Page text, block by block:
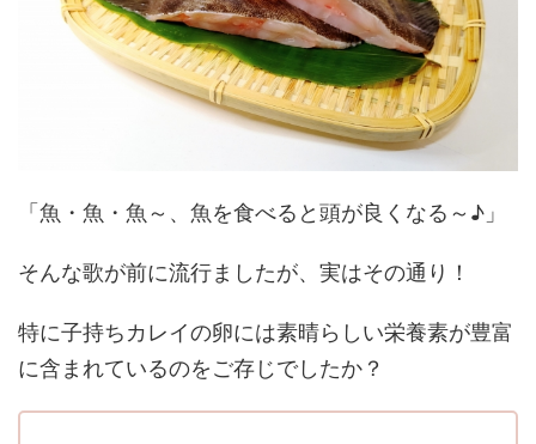
「魚・魚・魚～、魚を食べると頭が良くなる～♪」
そんな歌が前に流行ましたが、実はその通り！
特に子持ちカレイの卵には素晴らしい栄養素が豊富
に含まれているのをご存じでしたか？